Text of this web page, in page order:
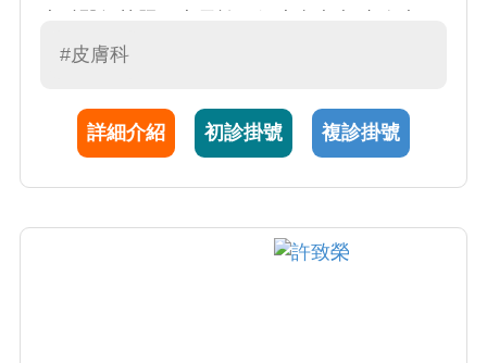
香港腳、體癬、蕁麻疹、濕疹、脂漏性皮膚
性皮膚炎、癢疹、白斑、皮膚感染疾患、指甲
疾患、落髮疾患、皮膚腫瘤。
#皮膚科
詳細介紹 初診掛號 複診掛號